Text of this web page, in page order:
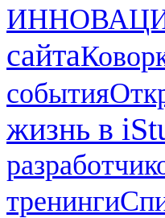
сайта
события
жизнь в
тренинги